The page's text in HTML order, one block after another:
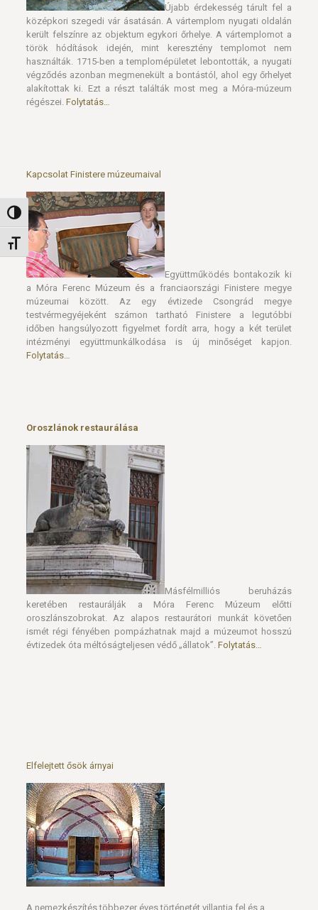
Nagy kontraszt váltása
Betűméret váltása
használták. 1715-ben a templomépületet lebontották, a nyugati
végződés azonban megmenekült a bontástól, ahol egy őrhelyet
alakítottak ki. Ezt a részt találták most meg a Móra-múzeum
régészei.Folytatás…
Együttműködés bontakozik ki
a Móra Ferenc Múzeum és a franciaországi Finistere megye
múzeumai között. Az egy évtizede Csongrád megye
testvérmegyéjeként számon tartható Finistere a legutóbbi
időben hangsúlyozott figyelmet fordít arra, hogy a két terület
intézményi együttmunkálkodása is új minőséget kapjon.
Folytatás…
keretében restaurálják a Móra Ferenc Múzeum előtti
oroszlánszobrokat. Az alapos restaurátori munkát követően
ismét régi fényében pompázhatnak majd a múzeumot hosszú
évtizedek óta méltóságteljesen védő „állatok”.Folytatás…
A nemezkészítés többezer éves történetét villantja fel és a
mindennapok művészetének mai darabjait tárja a néző elé a
Móra Ferenc Múzeum kiállítása a szegedi Várban.